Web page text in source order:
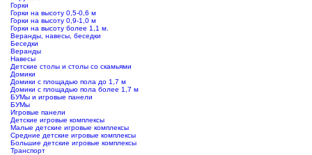
Горки
Горки на высоту 0,5-0,6 м
Горки на высоту 0,9-1,0 м
Горки на высоту более 1,1 м.
Веранды, навесы, беседки
Беседки
Веранды
Навесы
Детские столы и столы со скамьями
Домики
Домики с площадью пола до 1,7 м
Домики с площадью пола более 1,7 м
БУМы и игровые панели
БУМы
Игровые панели
Детские игровые комплексы
Малые детские игровые комплексы
Средние детские игровые комплексы
Большие детские игровые комплексы
Транспорт